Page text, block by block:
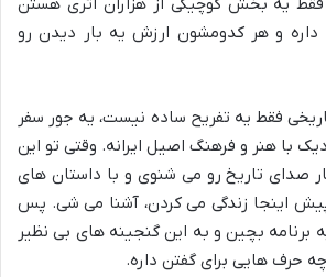
و هر کدومشون ارزش یه بار دیدن رو
فقط یه تفریح ساده نیست، یه جور سفر
با هنر و فرهنگ اصیل ایرانه. وقتی تو این
صدای تاریخ رو می شنوی و با داستان های
اینجا زندگی می کردن، آشنا می شی. پس
برنامه بچین و به این گنجینه های بی نظیر
چه حرف هایی برای گفتن داره.